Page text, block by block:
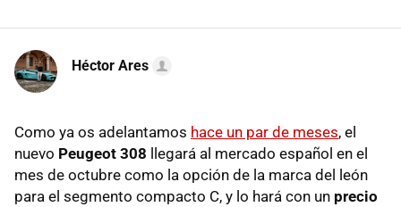
Héctor Ares
Como ya os adelantamos hace un par de meses, el
nuevo Peugeot 308 llegará al mercado español en el
mes de octubre como la opción de la marca del león
para el segmento compacto C, y lo hará con un precio